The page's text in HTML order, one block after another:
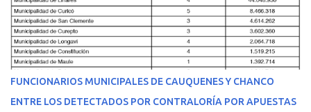
Regional de Talca y dado la urgencia la ambulancia partió hacia
Talca con escolta de Carabineros. En medio del traslado, el
estudiante de medicina de 25 años, se agravó y pese a los esfuerzos
del personal de emergencia terminó falleciendo, sin alcanzar a
recibir atención especializada en el centro de destino. Apenas se
conoció la gravedad de su condición, sus padres —residentes en
Villarrica— se trasladaron a Cauquenes con la esperanza de una
FUNCIONARIOS MUNICIPALES DE CAUQUENES Y CHANCO
ENTRE LOS DETECTADOS POR CONTRALORÍA POR APUESTAS